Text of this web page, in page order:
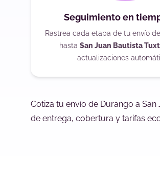
Seguimiento en
Rastrea cada etapa de tu envío
hastaSan Juan Bautista
actualizaciones
Cotiza tu envío de Durango a
de entrega, cobertura y tarifas